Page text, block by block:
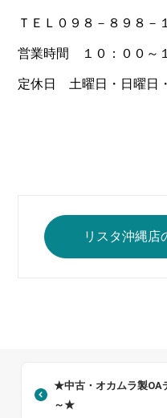
ＴＥＬ０９８－８９８－
営業時間 １０：００～
定休日 土曜日・日曜日
リスタ沖縄店
★中古・オカムラ製OA
～★